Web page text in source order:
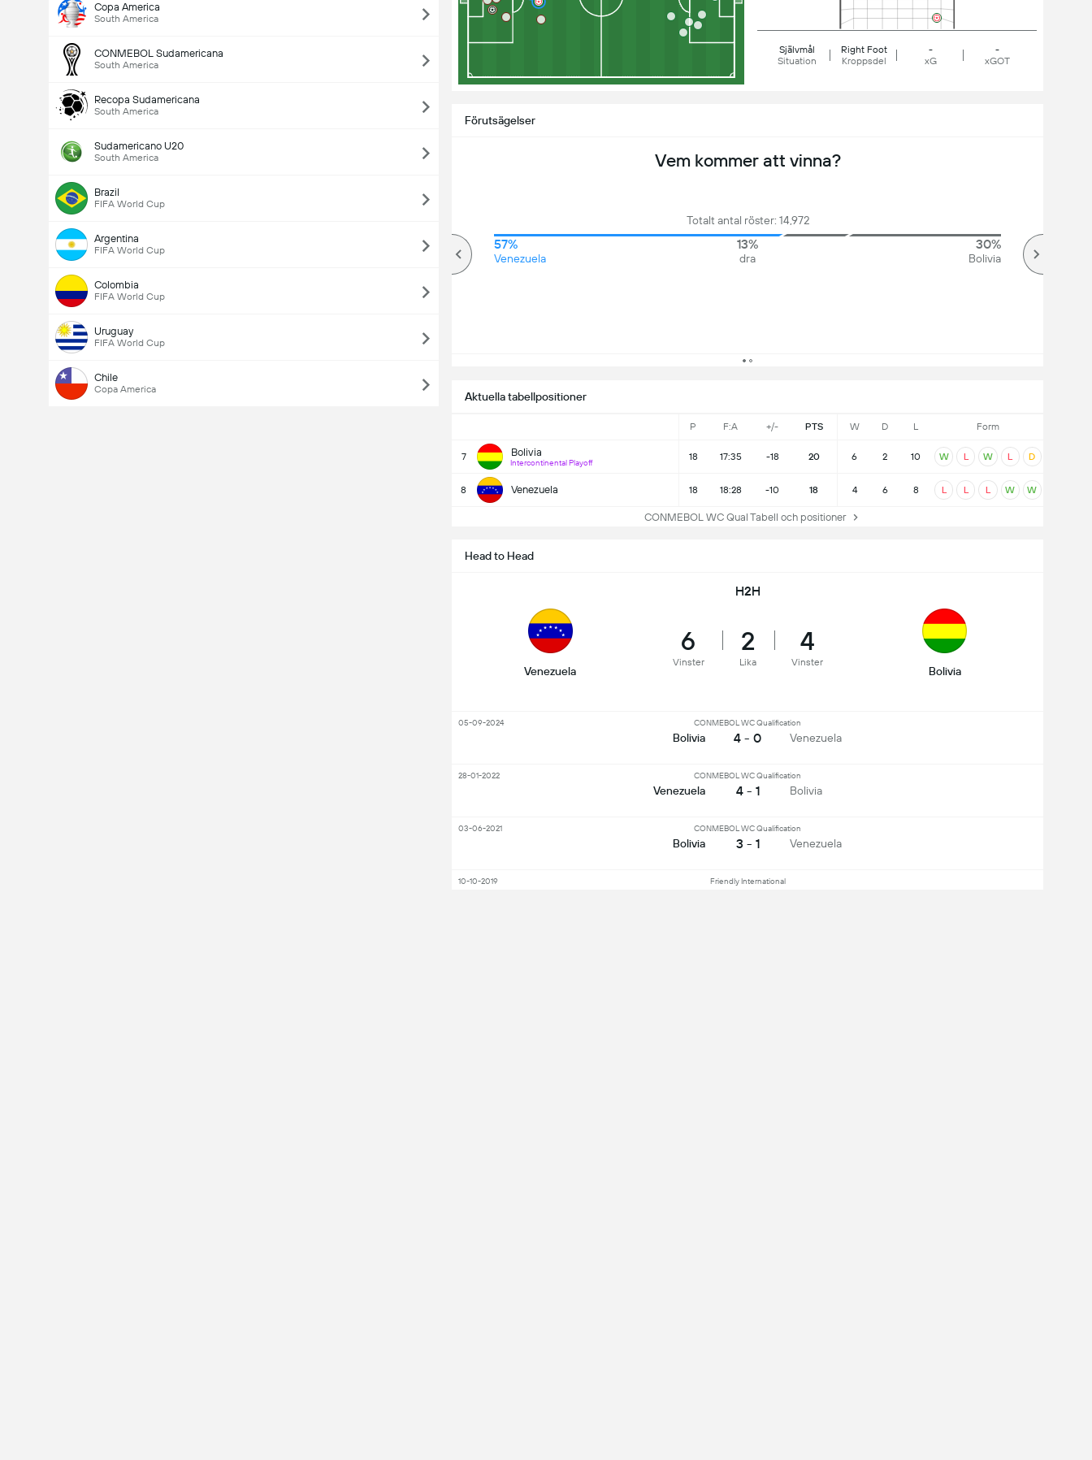
Copa America
South America
CONMEBOL Sudamericana
South America
Recopa Sudamericana
South America
Sudamericano U20
South America
Brazil
FIFA World Cup
Argentina
FIFA World Cup
Colombia
FIFA World Cup
Uruguay
FIFA World Cup
Chile
Copa America
Självmål
Situation
Right Foot
Kroppsdel
-
xG
-
xGOT
Aktuella tabellpositioner
P F:A +/- PTS W D L Form
7 Bolivia
Intercontinental Playoff
18 17:35 -18 20 6 2 10 W L W L D
8 Venezuela 18 18:28 -10 18 4 6 8 L L L W W
CONMEBOL WC Qual Tabell och positioner
Förutsägelser
Vem kommer att vinna?
Totalt antal röster: 14,972
57%
Venezuela
13%
dra
30%
Bolivia
Totalt mål i matchen (2.5)
Head to Head
H2H
Venezuela
6
Vinster
2
Lika
4
Vinster
Bolivia
Bolivia
CONMEBOL WC Qualification
4 - 0 Venezuela
05-09-2024
Venezuela
CONMEBOL WC Qualification
4 - 1 Bolivia
28-01-2022
Bolivia
CONMEBOL WC Qualification
3 - 1 Venezuela
03-06-2021
Friendly International
10-10-2019